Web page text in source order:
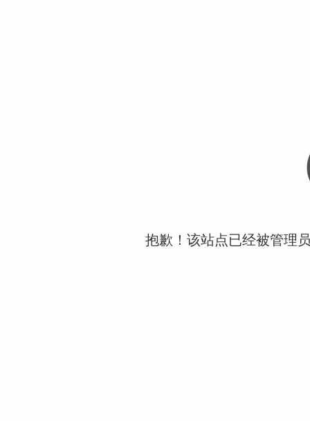
抱歉！该站点已经被管理